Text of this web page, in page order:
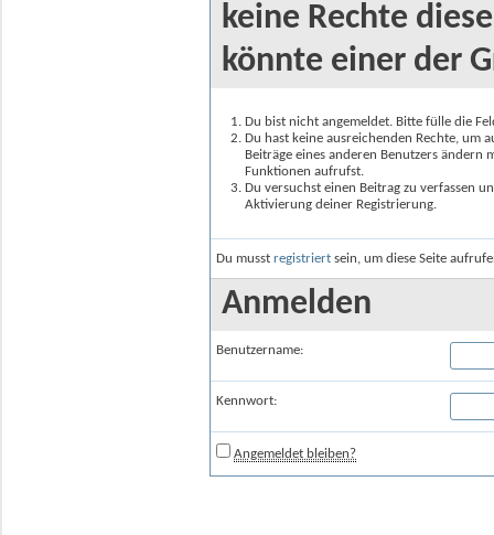
keine Rechte
könnte einer der
Du bist nicht angemeldet. Bitte fülle die
Du hast keine ausreichenden Rechte, um
Beiträge eines anderen Benutzers
Funktionen aufrufst.
Du versuchst einen Beitrag zu verfassen
Aktivierung deiner Registrierung.
Du musst registriert sein, um diese Seite
Anmelden
Benutzername:
Kennwort:
Angemeldet bleiben?